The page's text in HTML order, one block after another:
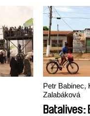
Petr Babinec,
Zalabáková
Batalives: